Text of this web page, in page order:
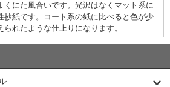
くにた風合いです。光沢はなくマット系に
抄紙です。コート系の紙に比べると色が少
られたような仕上りになります。